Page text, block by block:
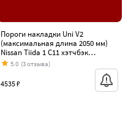
Пороги накладки Uni V2
(максимальная длина 2050 мм)
Nissan Tiida 1 C11 хэтчбэк
дорестайлинг, Япония (2004-2007)
5.0 (3 отзыва)
4535 ₽